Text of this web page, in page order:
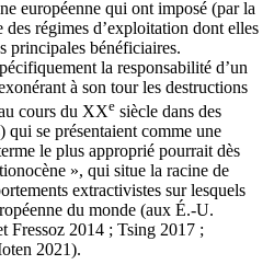
européenne qui ont imposé (par la
régimes d’exploitation dont elles
principales bénéficiaires.
la responsabilité d’un
à son tour les destructions
cours du XXe siècle dans des
qui se présentaient comme une
le plus approprié pourrait dès
», qui situe la racine de
extractivistes sur lesquels
du monde (aux É.‑U.
Fressoz 2014 ; Tsing 2017 ;
2021).